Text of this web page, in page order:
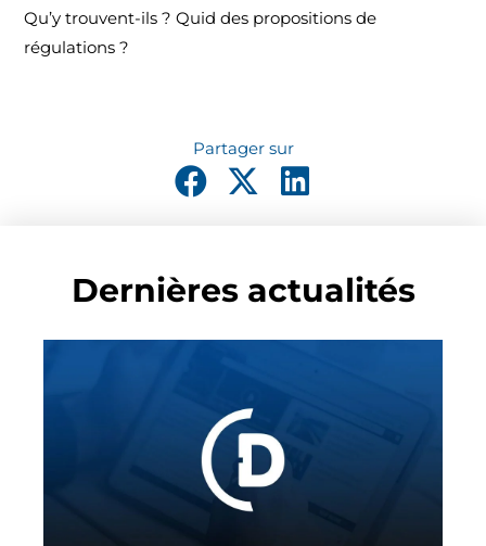
Qu’y trouvent-ils ? Quid des propositions de
régulations ?
Dernières actualités